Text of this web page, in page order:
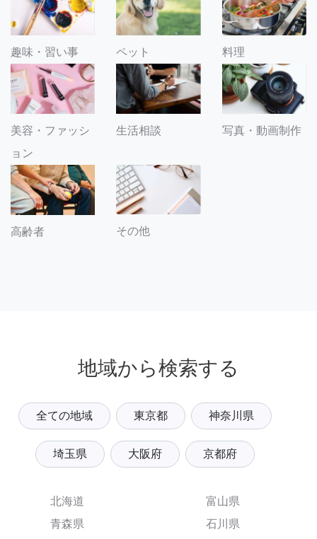
趣味・習い事 ペット 料理
美容・ファッシ
ョン
生活相談 写真・動画制作
高齢者 その他
地域から検索する
全ての地域 東京都 神奈川県
埼玉県 大阪府 京都府
北海道
青森県
富山県
石川県